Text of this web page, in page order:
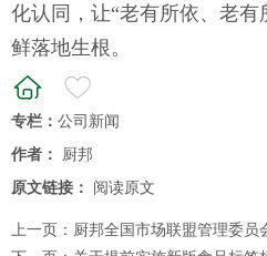
化认同，让“老有所依、老有
鲜落地生根。
专栏： 公司新闻
作者：
厨邦
原文链接：
阅读原文
上一页： 厨邦全国市场联盟管理委员